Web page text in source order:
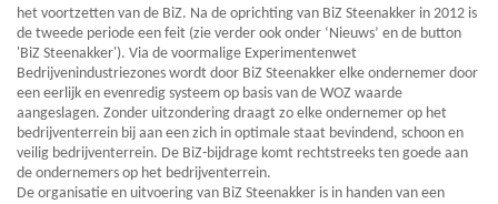
het voortzetten van de BiZ. Na de oprichting van BiZ Steenakker in 2012 is
de tweede periode een feit (zie verder ook onder ‘Nieuws’ en de button
'BiZ Steenakker'). Via de voormalige Experimentenwet
Bedrijvenindustriezones wordt door BiZ Steenakker elke ondernemer door
een eerlijk en evenredig systeem op basis van de WOZ waarde
aangeslagen. Zonder uitzondering draagt zo elke ondernemer op het
bedrijventerrein bij aan een zich in optimale staat bevindend, schoon en
veilig bedrijventerrein. De BiZ-bijdrage komt rechtstreeks ten goede aan
de ondernemers op het bedrijventerrein.
De organisatie en uitvoering van BiZ Steenakker is in handen van een